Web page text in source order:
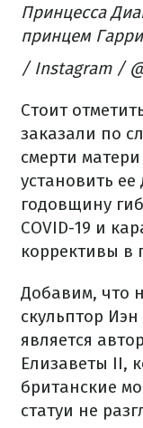
Принцесса
принцем Гарри
/ Instagram /
Стоит
заказали по
смерти
установить ее
годовщину
COVID-19 и
коррективы в
Добавим, что
скульптор
является
Елизаветы II,
британские
статуи не